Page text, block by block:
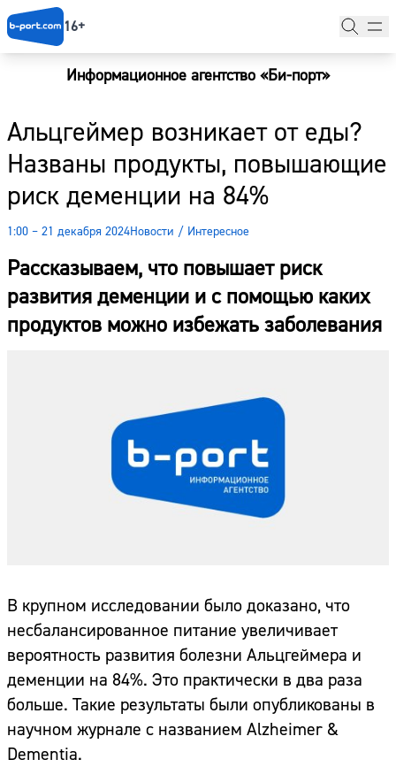
16+
Информационное агентство «Би-порт»
Альцгеймер возникает от еды?
Названы продукты, повышающие
риск деменции на 84%
1:00 – 21 декабря 2024Новости / Интересное
Рассказываем, что повышает риск
развития деменции и с помощью каких
продуктов можно избежать заболевания
В крупном исследовании было доказано, что
несбалансированное питание увеличивает
вероятность развития болезни Альцгеймера и
деменции на 84%. Это практически в два раза
больше. Такие результаты были опубликованы в
научном журнале с названием Alzheimer &
Dementia.
Новости
Наши гости
Фоторепортажи
Погода
Курсы валют